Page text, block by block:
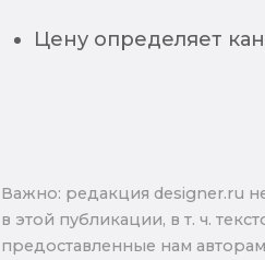
Цену определяет
Важно: pедакция designer.ru
в этой публикации, в т. ч.
предоставленные нам